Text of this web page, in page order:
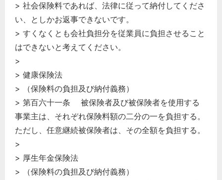
> 社会保険料であれば、法律に従って納付してくださ
い、としかお返事できないです。
> すくなくとも会社負担分を従業員に負担させること
はできないと考えてください。
>
> 健康保険法
> （保険料の負担及び納付義務）
> 第百六十一条 被保険者及び被保険者を使用する
事業主は、それぞれ保険料額の二分の一を負担する。
ただし、任意継続被保険者は、その全額を負担する。
>
> 厚生年金保険法
> （保険料の負担及び納付義務）